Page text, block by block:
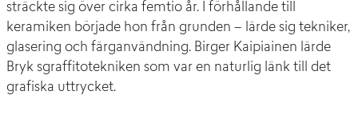
sträckte sig över cirka femtio år. I förhållande till
keramiken började hon från grunden – lärde sig tekniker,
glasering och färganvändning. Birger Kaipiainen lärde
Bryk sgraffitotekniken som var en naturlig länk till det
grafiska uttrycket.